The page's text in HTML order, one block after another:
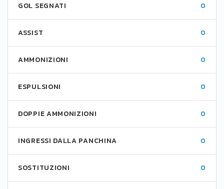
GOL SEGNATI 0
ASSIST 0
AMMONIZIONI 0
ESPULSIONI 0
DOPPIE AMMONIZIONI 0
INGRESSI DALLA PANCHINA 0
SOSTITUZIONI 0